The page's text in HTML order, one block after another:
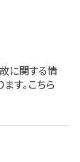
に関する情
す。こちら